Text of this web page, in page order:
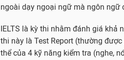
ngoài dạy ngoại ngữ mà ngôn ngữ
IELTS là kỳ thi nhằm đánh giá khả
thi này là Test Report (thường
thể của 4 kỹ năng kiểm tra (nghe,